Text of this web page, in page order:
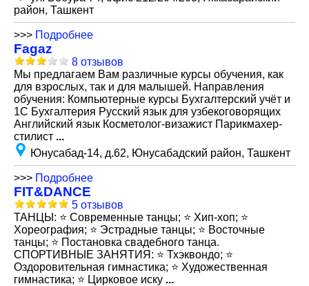
район, Ташкент
>>> Подробнее
Fagaz
8 отзывов
Мы предлагаем Вам различные курсы обучения, как
для взрослых, так и для малышей. Направления
обучения: Компьютерные курсы Бухгалтерский учёт и
1С Бухгалтерия Русский язык для узбекоговорящих
Английский язык Косметолог-визажист Парикмахер-
стилист ...
Юнусабад-14, д.62, Юнусабадский район, Ташкент
>>> Подробнее
FIT&DANCE
5 отзывов
ТАНЦЫ: ⭐️ Современные танцы; ⭐️ Хип-хоп; ⭐️
Хореография; ⭐️ Эстрадные танцы; ⭐️ Восточные
танцы; ⭐️ Постановка свадебного танца.
СПОРТИВНЫЕ ЗАНЯТИЯ: ⭐️ Тхэквондо; ⭐️
Оздоровительная гимнастика; ⭐️ Художественная
гимнастика; ⭐️ Цирковое иску ...